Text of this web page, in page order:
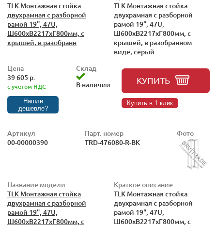
TLK Монтажная стойка
двухрамная с разборной
рамой 19", 47U,
Ш600xВ2217xГ800мм, с
крышей, в разобранн
TLK Монтажная стойка
двухрамная с разборной
рамой 19", 47U,
Ш600xВ2217xГ800мм, с
крышей, в разобранном
виде, серый
Цена
39 605 р.
с учётом НДС
Нашли
дешевле?
Склад
В наличии
КУПИТЬ
Купить в 1 клик
Артикул
00-00000390
Парт. номер
TRD-476080-R-BK
Фото
Название модели
TLK Монтажная стойка
двухрамная с разборной
рамой 19", 47U,
Ш600xВ2217xГ800мм, с
Краткое описание
TLK Монтажная стойка
двухрамная с разборной
рамой 19", 47U,
Ш600xВ2217xГ800мм, с